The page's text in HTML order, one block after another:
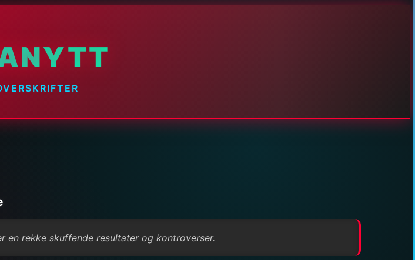
en rekke skuffende resultater og kontroverser.